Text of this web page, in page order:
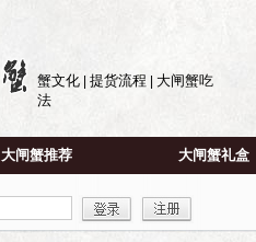
蟹文化 提货流程
大闸蟹吃
法
大闸蟹推荐 大闸蟹礼盒